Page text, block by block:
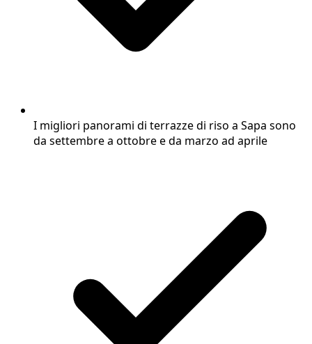
I migliori panorami di terrazze di riso a Sapa sono
da settembre a ottobre e da marzo ad aprile